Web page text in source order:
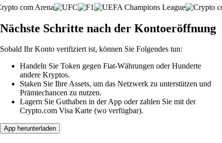
Nächste Schritte nach der Kontoeröffnung
Sobald Ihr Konto verifiziert ist, können Sie Folgendes tun:
Handeln Sie Token gegen Fiat-Währungen oder Hunderte
andere Kryptos.
Staken Sie Ihre Assets, um das Netzwerk zu unterstützen und
Prämiechancen zu nutzen.
Lagern Sie Guthaben in der App oder zahlen Sie mit der
Crypto.com Visa Karte (wo verfügbar).
App herunterladen